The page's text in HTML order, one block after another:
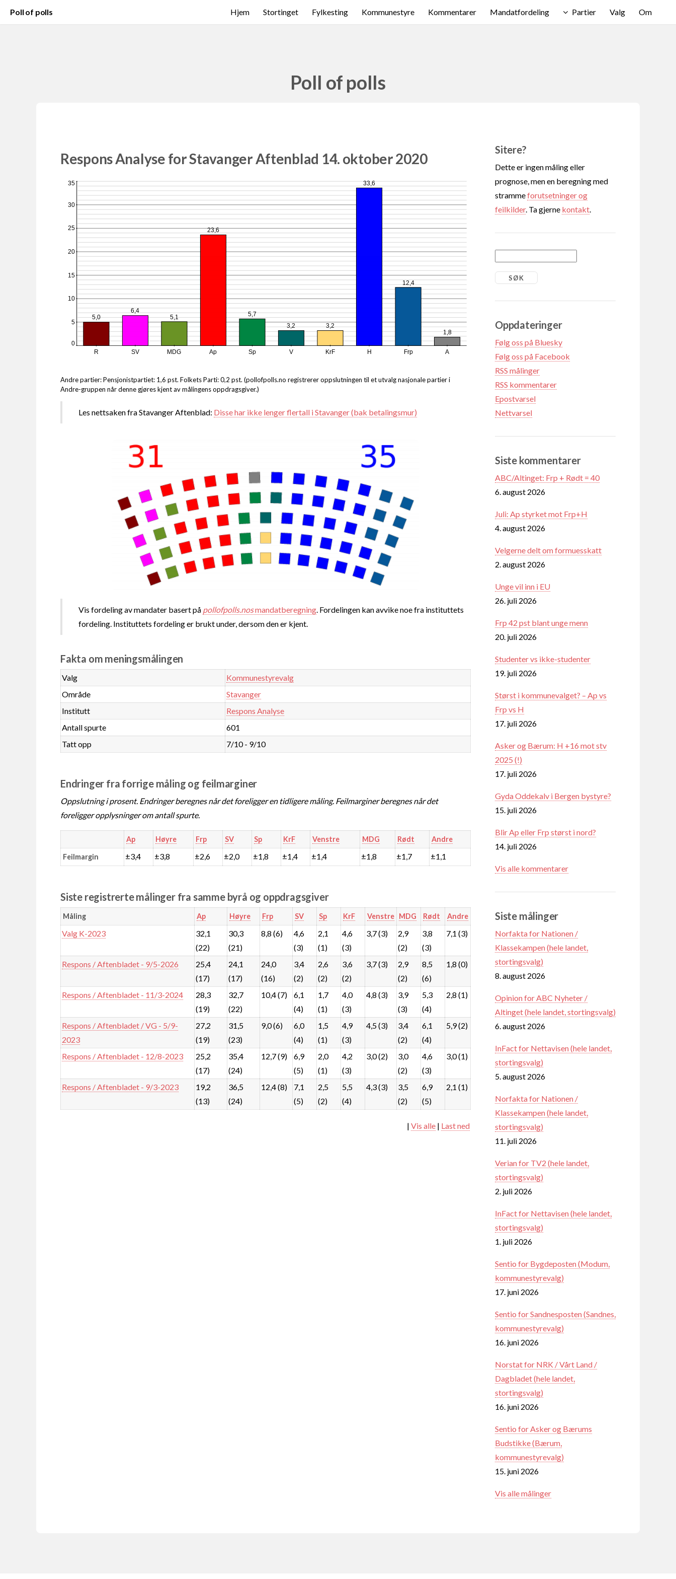
Poll of polls Hjem Stortinget Fylkesting Kommunestyre Kommentarer Mandatfordeling Partier Valg Om
Poll of polls
Respons Analyse for Stavanger Aftenblad 14. oktober 2020
5,0
6,4
5,1
23,6
5,7
3,2 3,2
33,6
12,4
1,8
R SV MDG Ap Sp V KrF H Frp A
0
5
10
15
20
25
30
35
Andre partier: Pensjonistpartiet: 1,6 pst. Folkets Parti: 0,2 pst. (pollofpolls.no registrerer oppslutningen til et utvalg nasjonale partier i
Andre-gruppen når denne gjøres kjent av målingens oppdragsgiver.)
Les nettsaken fra Stavanger Aftenblad: Disse har ikke lenger flertall i Stavanger (bak betalingsmur)
Vis fordeling av mandater basert på pollofpolls.nosmandatberegning . Fordelingen kan avvike noe fra instituttets
fordeling. Instituttets fordeling er brukt under, dersom den er kjent.
Fakta om meningsmålingen
Valg
Kommunestyrevalg
Område
Stavanger
Institutt
Respons Analyse
Antall spurte
601
Tatt opp
7/10 - 9/10
Endringer fra forrige måling og feilmarginer
Oppslutning i prosent. Endringer beregnes når det foreligger en tidligere måling. Feilmarginer beregnes når det
foreligger opplysninger om antall spurte.
Ap Høyre Frp SV Sp KrF Venstre MDG Rødt Andre
Feilmargin ±3,4 ±3,8 ±2,6 ±2,0 ±1,8 ±1,4 ±1,4 ±1,8 ±1,7 ±1,1
Siste registrerte målinger fra samme byrå og oppdragsgiver
Måling Ap Høyre Frp SV Sp KrF Venstre MDG Rødt Andre
Valg K-2023
32,1
(22)
30,3
(21)
8,8 (6)
4,6
(3)
2,1
(1)
4,6
(3)
3,7 (3)
2,9
(2)
3,8
(3)
7,1 (3)
Respons / Aftenbladet - 9/5-2026
25,4
(17)
24,1
(17)
24,0
(16)
3,4
(2)
2,6
(2)
3,6
(2)
3,7 (3)
2,9
(2)
8,5
(6)
1,8 (0)
Respons / Aftenbladet - 11/3-2024
28,3
(19)
32,7
(22)
10,4 (7)
6,1
(4)
1,7
(1)
4,0
(3)
4,8 (3)
3,9
(3)
5,3
(4)
2,8 (1)
Respons / Aftenbladet / VG - 5/9-
2023
27,2
(19)
31,5
(23)
9,0 (6)
6,0
(4)
1,5
(1)
4,9
(3)
4,5 (3)
3,4
(2)
6,1
(4)
5,9 (2)
Respons / Aftenbladet - 12/8-2023
25,2
(17)
35,4
(24)
12,7 (9)
6,9
(5)
2,0
(1)
4,2
(3)
3,0 (2)
3,0
(2)
4,6
(3)
3,0 (1)
Respons / Aftenbladet - 9/3-2023
19,2
(13)
36,5
(24)
12,4 (8)
7,1
(5)
2,5
(2)
5,5
(4)
4,3 (3)
3,5
(2)
6,9
(5)
2,1 (1)
| Vis alle| Last ned
Sitere?
Dette er ingen måling eller
prognose, men en beregning med
strammeforutsetninger og
feilkilder. Ta gjerne kontakt
Oppdateringer
Følg oss på Bluesky
Følg oss på Facebook
RSS målinger
RSS kommentarer
Epostvarsel
Nettvarsel
Siste kommentarer
ABC/Altinget: Frp + Rødt = 40
6. august 2026
Juli: Ap styrket mot Frp+H
4. august 2026
Velgerne delt om formuesskatt
2. august 2026
Unge vil inn i EU
26. juli 2026
Frp 42 pst blant unge menn
20. juli 2026
Studenter vs ikke-studenter
19. juli 2026
Størst i kommunevalget? – Ap vs
Frp vs H
17. juli 2026
Asker og Bærum: H +16 mot stv
2025 (!)
17. juli 2026
Gyda Oddekalv i Bergen bystyre?
15. juli 2026
Blir Ap eller Frp størst i nord?
14. juli 2026
Vis alle kommentarer
Siste målinger
Norfakta for Nationen /
Klassekampen (hele landet,
stortingsvalg)
8. august 2026
Opinion for ABC Nyheter /
Altinget (hele landet, stortingsvalg)
6. august 2026
InFact for Nettavisen (hele landet,
stortingsvalg)
5. august 2026
Norfakta for Nationen /
Klassekampen (hele landet,
stortingsvalg)
11. juli 2026
Verian for TV2 (hele landet,
stortingsvalg)
2. juli 2026
InFact for Nettavisen (hele landet,
stortingsvalg)
1. juli 2026
Sentio for Bygdeposten (Modum,
kommunestyrevalg)
17. juni 2026
Sentio for Sandnesposten (Sandnes,
kommunestyrevalg)
16. juni 2026
Norstat for NRK / Vårt Land /
Dagbladet (hele landet,
stortingsvalg)
16. juni 2026
Sentio for Asker og Bærums
Budstikke (Bærum,
kommunestyrevalg)
15. juni 2026
Vis alle målinger